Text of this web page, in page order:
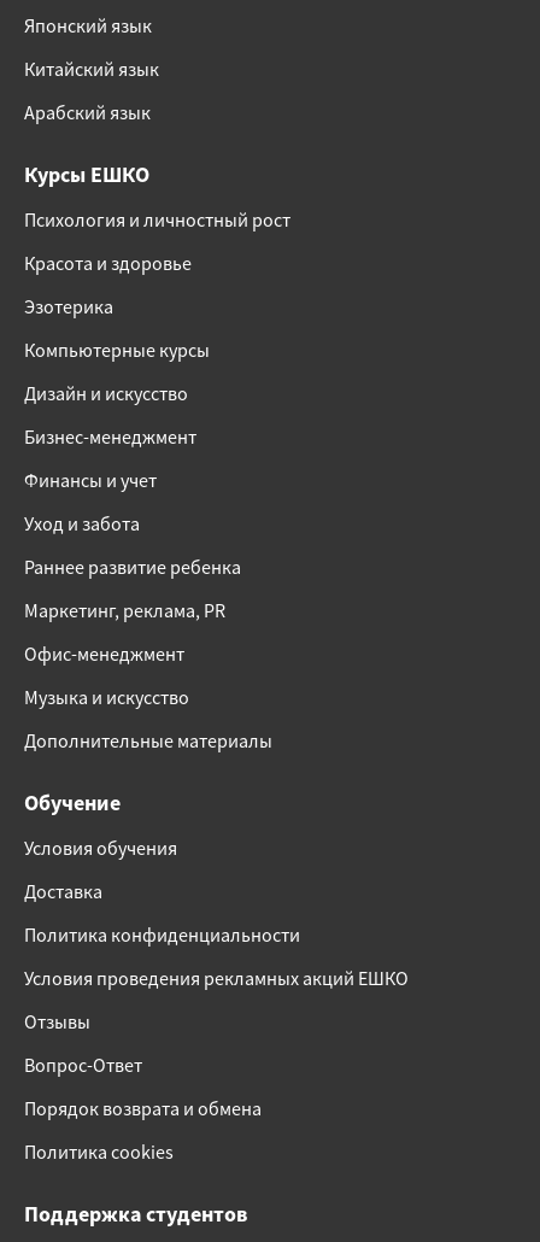
Японский язык
Китайский язык
Арабский язык
Курсы ЕШКО
Психология и личностный рост
Красота и здоровье
Эзотерика
Компьютерные курсы
Дизайн и искусство
Бизнес-менеджмент
Финансы и учет
Уход и забота
Раннее развитие ребенка
Маркетинг, реклама, PR
Офис-менеджмент
Музыка и искусство
Дополнительные материалы
Обучение
Условия обучения
Доставка
Политика конфиденциальности
Условия проведения рекламных акций ЕШКО
Отзывы
Вопрос-Ответ
Порядок возврата и обмена
Политика cookies
Поддержка студентов